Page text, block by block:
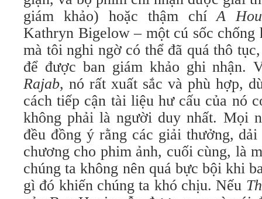
giám khảo) hoặc thậm chíA
Kathryn Bigelow – một cú sốc chống
mà tôi nghi ngờ có thể đã quá thô
để được ban giám khảo ghi nhận.
Rajab, nó rất xuất sắc và phù hợp,
cách tiếp cận tài liệu hư cấu của nó
không phải là người duy nhất. Mọi
đều đồng ý rằng các giải thưởng,
chương cho phim ảnh, cuối cùng, là
chúng ta không nên quá bực bội khi
gì đó khiến chúng ta khó chịu. Nếu